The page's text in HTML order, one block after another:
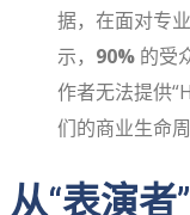
据，在面对专
示， 90% 的受
作者无法提供
们的商业生命
从“表演者